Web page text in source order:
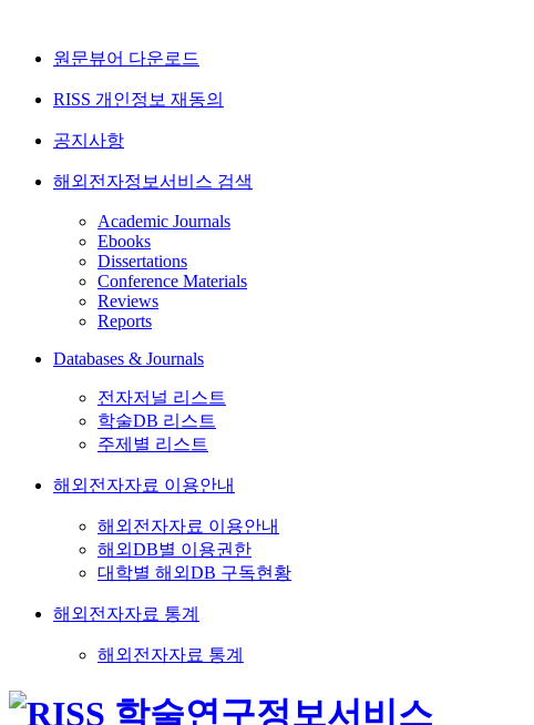
원문뷰어 다운로드
RISS 개인정보 재동의
공지사항
해외전자정보서비스 검색
Academic Journals
Ebooks
Dissertations
Conference Materials
Reviews
Reports
Databases & Journals
전자저널 리스트
학술DB 리스트
주제별 리스트
해외전자자료 이용안내
해외전자자료 이용안내
해외DB별 이용권한
대학별 해외DB 구독현황
해외전자자료 통계
해외전자자료 통계